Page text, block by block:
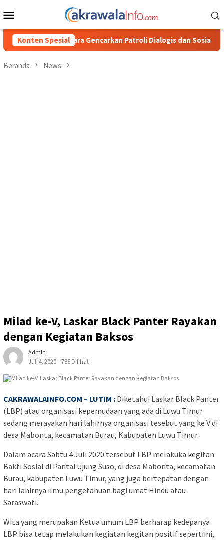
ke
Mobile
Konten Spesial
Toraja Utara Gencarkan Patroli Dialogis dan Sosialisasi
Beranda News
Milad ke-V, Laskar Black Panter Rayakan
dengan Kegiatan Baksos
Admin
Juli 4, 2020
785 Dilihat
CAKRAWALAINFO.COM – LUTIM : Diketahui Laskar Black Panter
(LBP) atau organisasi kepemudaan yang ada di Luwu Timur
sedang merayakan hari lahirnya organisasi tesebut yang ke V di
desa Mabonta, kecamatan Burau, Kabupaten Luwu Timur.
Dalam acara Sabtu 4 Juli 2020 tersebut LBP melakuka kegitan
Bakti Sosial di Pantai Ujung Suso, di desa Mabonta, kecamatan
Burau, kabupaten Luwu Timur, yang juga bertepatan dengan
hari lahirnya ilmu pengetahuan bagi umat Hindu atau
Saraswati.
Wita yang merupakan Ketua umum LBP berharap kedepanya
LBP bisa tetap melakukan kegiatan kegitan positif sepertiini,